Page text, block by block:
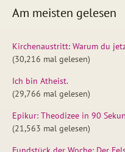
Am meisten gelesen
Kirchenaustritt: Warum du
(30,216 mal gelesen)
Ich bin Atheist.
(29,766 mal gelesen)
Epikur: Theodizee in 90
(21,563 mal gelesen)